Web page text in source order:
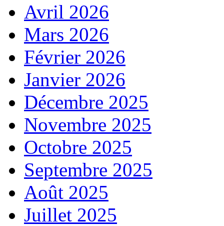
Avril 2026
Mars 2026
Février 2026
Janvier 2026
Décembre 2025
Novembre 2025
Octobre 2025
Septembre 2025
Août 2025
Juillet 2025